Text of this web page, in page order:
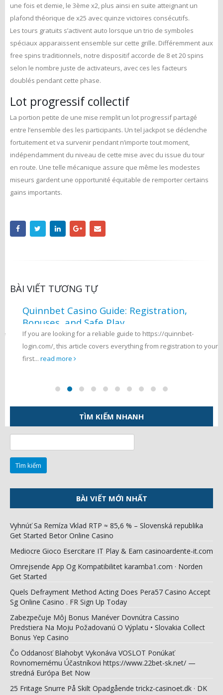
une fois et demie, le 3ème x2, plus ainsi en suite atteignant un
plafond théorique de x25 avec quinze victoires consécutifs.
Les tours gratuits s’activent auto lorsque un trio de symboles
spéciaux apparaissent ensemble sur cette grille. Différemment aux
free spins traditionnels, notre dispositif accorde de 8 et 20 spins
selon le nombre juste de activateurs, avec ces les facteurs
doublés pendant cette phase.
Lot progressif collectif
La portion petite de une mise remplit un lot progressif partagé
entre l’ensemble des les participants. Un tel jackpot se déclenche
fortuitement et va survenir pendant n’importe tout moment,
indépendamment du niveau de cette mise avec du issue du tour
en route. Une telle mécanique assure que même les modestes
miseurs gardent une opportunité équitable de remporter certains
gains importants.
BÀI VIẾT TƯƠNG TỰ
Quinnbet Casino Guide: Registration,
Bonuses, and Safe Play
If you are looking for a reliable guide to https://quinnbet-
login.com/, this article covers everything from registration to your
first...read more
TÌM KIẾM NHANH
cho:
BÀI VIẾT MỚI NHẤT
Get Started Betor Online Casino
Omrejsende App Og Kompatibilitet karamba1.com · Norden
Get Started
Sg Online Casino . FR Sign Up Today
Zabezpečuje Môj Bonus Manéver Dovnútra Cassino
Predstiera Na Moju Požadovanú O Výplatu • Slovakia Collect
Bonus Yep Casino
Čo Oddanosť Blahobyt Vykonáva VOSLOT Ponúkať
Rovnomernému Účastníkovi https://www.22bet-sk.net/ —
stredná Európa Bet Now
25 Fritage Snurre På Skilt Opadgående trickz-casinoet.dk · DK
Try Your Luck